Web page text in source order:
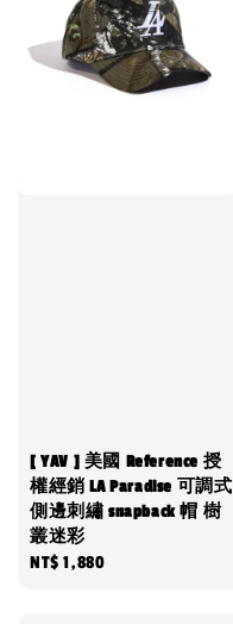
[ YAV ] 美國 Reference 授
權經銷 LA Paradise 可調式
側邊刺繡 snapback 帽 樹
叢迷彩
Regular
NT$ 1,880